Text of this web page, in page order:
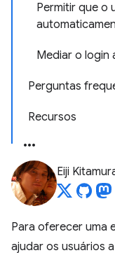
Permitir que o
Mediar o login
Perguntas
Recursos
Eiji
Para oferecer uma
ajudar os usuários